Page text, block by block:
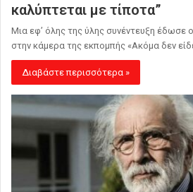
καλύπτεται με τίποτα”
Μια εφ’ όλης της ύλης συνέντευξη έδωσε
στην κάμερα της εκπομπής «Ακόμα δεν
Διαβάστε περισσότερα »